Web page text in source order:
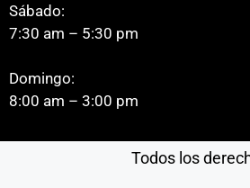
Sábado:
7:30 am – 5:30 pm
Domingo:
8:00 am – 3:00 pm
Todos los